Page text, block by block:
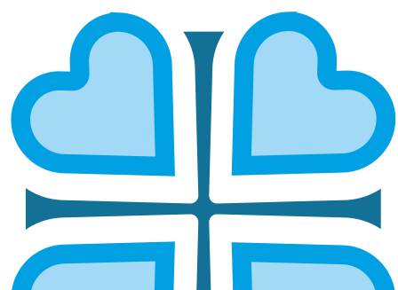
КИНЕЛЬСКАЯ И БЕЗЕНЧУКСКАЯ
ГЛАВНАЯ МИТРОПОЛИИ КИНЕЛЬСКАЯ И БЕЗЕНЧУКСКАЯ
Епархией управляет епископ Кинельский Герман
ОСНОВНЫЕ НАПРАВЛЕНИЯ
РАБОТЫ